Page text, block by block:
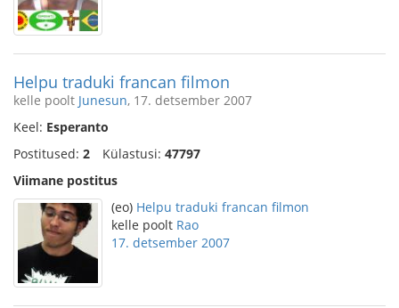
Helpu traduki francan filmon
kelle poolt Junesun, 17. detsember 2007
Keel: Esperanto
Postitused: 2 Külastusi: 47797
Viimane postitus
(eo) Helpu traduki francan filmon
kelle poolt Rao
17. detsember 2007